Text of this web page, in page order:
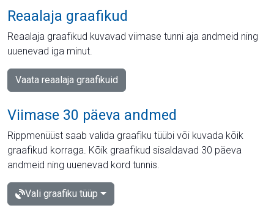
Reaalaja graafikud
Reaalaja graafikud kuvavad viimase tunni aja andmeid ning
uuenevad iga minut.
Vaata reaalaja graafikuid
Viimase 30 päeva andmed
Rippmenüüst saab valida graafiku tüübi või kuvada kõik
graafikud korraga. Kõik graafikud sisaldavad 30 päeva
andmeid ning uuenevad kord tunnis.
Vali graafiku tüüp